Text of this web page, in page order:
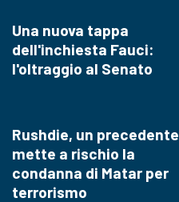
Una nuova tappa
dell'inchiesta Fauci:
l'oltraggio al Senato
Rushdie, un precedente
mette a rischio la
condanna di Matar per
terrorismo